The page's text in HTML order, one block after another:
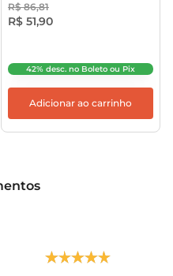
R$ 86,81
R$ 51,90
42% desc. no Boleto ou Pix
Adicionar ao carrinho